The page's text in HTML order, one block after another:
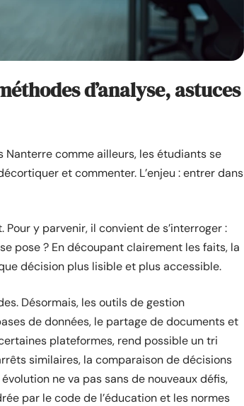
d’analyse, astuces
Nanterre comme ailleurs, les étudiants se
et commenter. L’enjeu : entrer dans
y parvenir, il convient de s’interroger :
pose ? En découpant clairement les faits, la
décision plus lisible et plus accessible.
Désormais, les outils de gestion
de données, le partage de documents et
plateformes, rend possible un tri
similaires, la comparaison de décisions
ne va pas sans de nouveaux défis,
par le code de l’éducation et les normes